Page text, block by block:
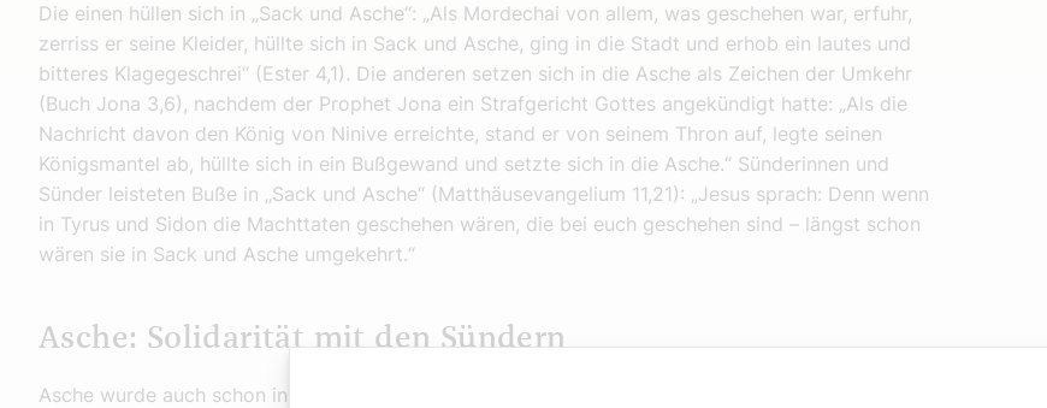
Die einen hüllen sich in „Sack und Asche“: „Als Mordechai von allem, was geschehen war, erfuhr,
zerriss er seine Kleider, hüllte sich in Sack und Asche, ging in die Stadt und erhob ein lautes und
bitteres Klagegeschrei“ (Ester 4,1). Die anderen setzen sich in die Asche als Zeichen der Umkehr
(Buch Jona 3,6), nachdem der Prophet Jona ein Strafgericht Gottes angekündigt hatte: „Als die
Nachricht davon den König von Ninive erreichte, stand er von seinem Thron auf, legte seinen
Königsmantel ab, hüllte sich in ein Bußgewand und setzte sich in die Asche.“ Sünderinnen und
Sünder leisteten Buße in „Sack und Asche“ (Matthäusevangelium 11,21): „Jesus sprach: Denn wenn
in Tyrus und Sidon die Machttaten geschehen wären, die bei euch geschehen sind – längst schon
wären sie in Sack und Asche umgekehrt.“
Asche: Solidarität mit den Sündern
Asche wurde auch schon in der frühen Kirche verwendet. In den ersten Jahrhunderten unterzogen